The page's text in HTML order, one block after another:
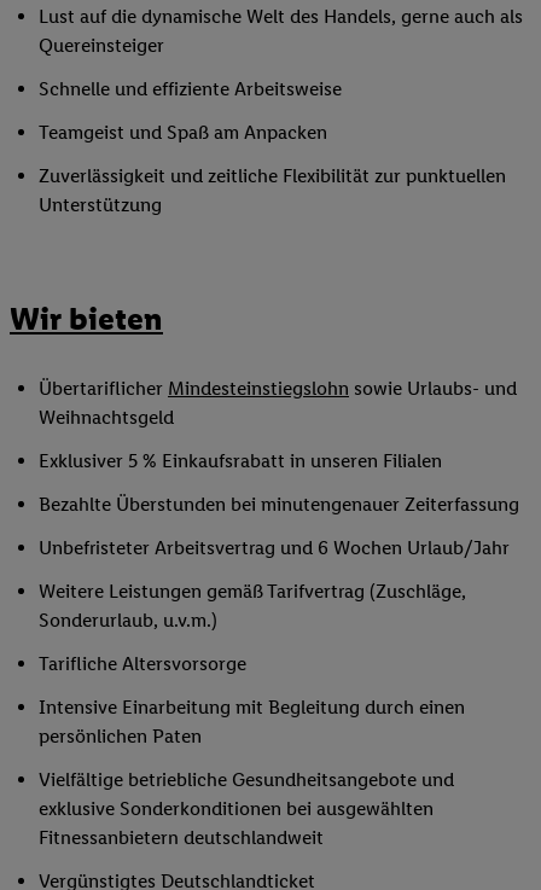
Lust auf die dynamische Welt des Handels, gerne auch als
Quereinsteiger
Schnelle und effiziente Arbeitsweise
Teamgeist und Spaß am Anpacken
Zuverlässigkeit und zeitliche Flexibilität zur punktuellen
Unterstützung
Wir bieten
Übertariflicher Mindesteinstiegslohn sowie Urlaubs- und
Weihnachtsgeld
Exklusiver 5 % Einkaufsrabatt in unseren Filialen
Bezahlte Überstunden bei minutengenauer Zeiterfassung
Unbefristeter Arbeitsvertrag und 6 Wochen Urlaub/Jahr
Weitere Leistungen gemäß Tarifvertrag (Zuschläge,
Sonderurlaub, u.v.m.)
Tarifliche Altersvorsorge
Intensive Einarbeitung mit Begleitung durch einen
persönlichen Paten
Vielfältige betriebliche Gesundheitsangebote und
exklusive Sonderkonditionen bei ausgewählten
Fitnessanbietern deutschlandweit
Vergünstigtes Deutschlandticket